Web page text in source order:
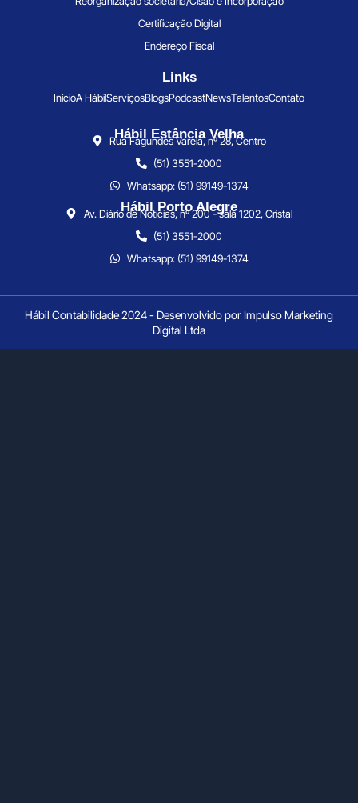
Certificação Digital
Endereço Fiscal
Links
InícioA HábilServiçosBlogsPodcastNewsTalentosContato
Hábil Estância Velha
Rua Fagundes Varela, nº 28, Centro
(51) 3551-2000
Whatsapp: (51) 99149-1374
Hábil Porto Alegre
Av. Diário de Notícias, nº 200 - sala 1202, Cristal
(51) 3551-2000
Whatsapp: (51) 99149-1374
Hábil Contabilidade 2024 - Desenvolvido por Impulso Marketing
Digital Ltda